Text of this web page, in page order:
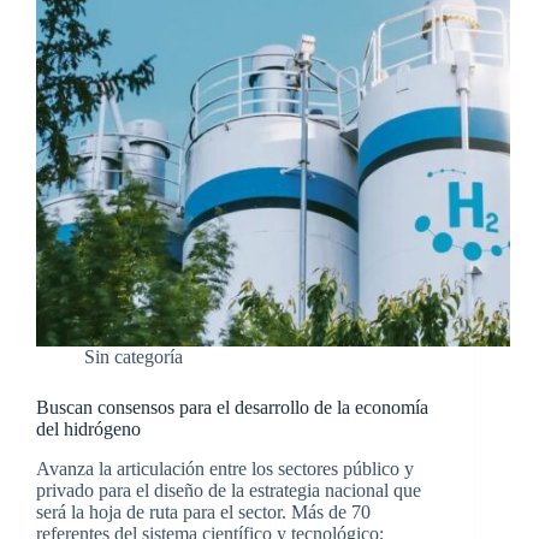
Sin categoría
Buscan consensos para el desarrollo de la economía
del hidrógeno
Avanza la articulación entre los sectores público y
privado para el diseño de la estrategia nacional que
será la hoja de ruta para el sector. Más de 70
referentes del sistema científico y tecnológico;